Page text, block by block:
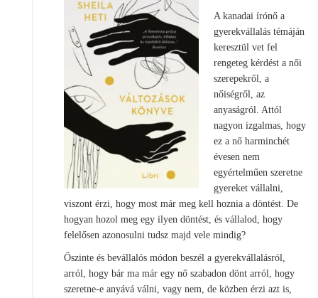
A kanadai írónő a
gyerekvállalás témáján
keresztül vet fel
rengeteg kérdést a női
szerepekről, a
nőiségről, az
anyaságról. Attól
nagyon izgalmas, hogy
ez a nő harminchét
évesen nem
egyértelműen szeretne
gyereket vállalni,
viszont érzi, hogy most már meg kell hoznia a döntést. De
hogyan hozol meg egy ilyen döntést, és vállalod, hogy
felelősen azonosulni tudsz majd vele mindig?
Őszinte és bevállalós módon beszél a gyerekvállalásról,
arról, hogy bár ma már egy nő szabadon dönt arról, hogy
szeretne-e anyává válni, vagy nem, de közben érzi azt is,